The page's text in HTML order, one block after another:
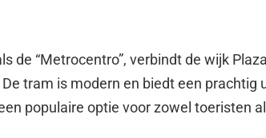
de “Metrocentro”, verbindt de wijk
tram is modern en biedt een
populaire optie voor zowel toeristen